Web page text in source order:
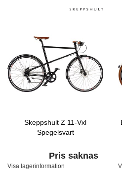
Skeppshult Z 11-Vxl
Spegelsvart
Pris saknas
Visa lagerinformation